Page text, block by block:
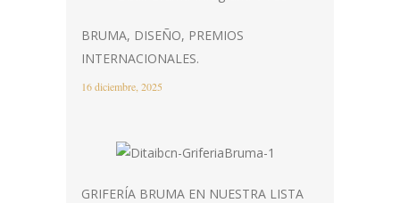
BRUMA, DISEÑO, PREMIOS
INTERNACIONALES.
16 diciembre, 2025
GRIFERÍA BRUMA EN NUESTRA LISTA